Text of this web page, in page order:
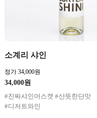
소계리 샤인
정가 34,000원
34,000원
#진짜샤인머스캣 #산뜻한단맛
#디저트와인